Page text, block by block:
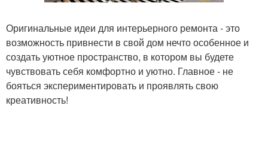
Оригинальные идеи для интерьерного ремонта - это
возможность привнести в свой дом нечто особенное и
создать уютное пространство, в котором вы будете
чувствовать себя комфортно и уютно. Главное - не
бояться экспериментировать и проявлять свою
креативность!